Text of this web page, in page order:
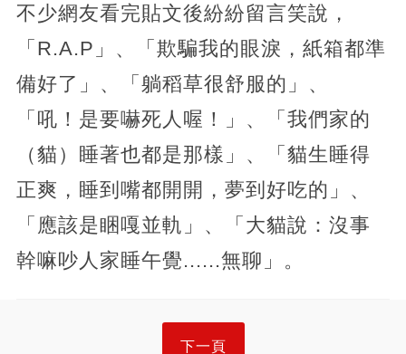
不少網友看完貼文後紛紛留言笑說，
「R.A.P」、「欺騙我的眼淚，紙箱都準
備好了」、「躺稻草很舒服的」、
「吼！是要嚇死人喔！」、「我們家的
（貓）睡著也都是那樣」、「貓生睡得
正爽，睡到嘴都開開，夢到好吃的」、
「應該是睏嘎並軌」、「大貓說：沒事
幹嘛吵人家睡午覺......無聊」。
下一頁